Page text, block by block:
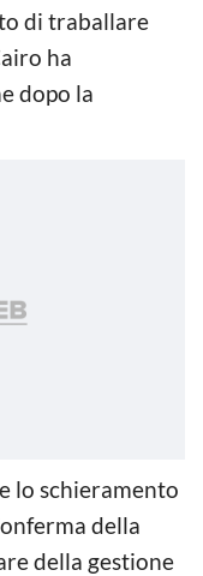
di traballare
ha
dopo la
lo schieramento
della
della gestione